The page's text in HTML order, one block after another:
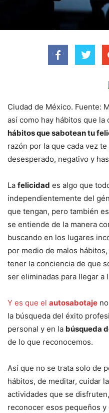
Ciudad de México. Fuente:
así como hay hábitos que
hábitos que sabotean tu
razón por la que cada vez
desesperado, negativo y
La felicidad es algo que
independientemente del
que tengan, pero también
se entiende de la manera
buscando en los lugares
por medio de malos
tener la conciencia de que
ser eliminadas para llegar a
Y es que el autosabotaje
la búsqueda del éxito
personal y en la búsqueda
de lo que reconocemos.
Así que no se trata solo de
hábitos, de meditar, cuidar
actividades que se
reconocer esos pequeños